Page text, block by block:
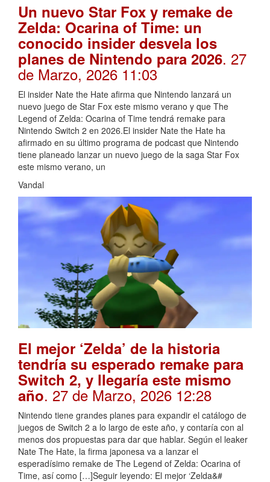
Un nuevo Star Fox y remake de
Zelda: Ocarina of Time: un
conocido insider desvela los
planes de Nintendo para 2026. 27
de Marzo, 2026 11:03
El insider Nate the Hate afirma que Nintendo lanzará un
nuevo juego de Star Fox este mismo verano y que The
Legend of Zelda: Ocarina of Time tendrá remake para
Nintendo Switch 2 en 2026.El insider Nate the Hate ha
afirmado en su último programa de podcast que Nintendo
tiene planeado lanzar un nuevo juego de la saga Star Fox
este mismo verano, un
Vandal
El mejor ‘Zelda’ de la historia
tendría su esperado remake para
Switch 2, y llegaría este mismo
año. 27 de Marzo, 2026 12:28
Nintendo tiene grandes planes para expandir el catálogo de
juegos de Switch 2 a lo largo de este año, y contaría con al
menos dos propuestas para dar que hablar. Según el leaker
Nate The Hate, la firma japonesa va a lanzar el
esperadísimo remake de The Legend of Zelda: Ocarina of
Time, así como […]Seguir leyendo: El mejor ‘Zelda&#